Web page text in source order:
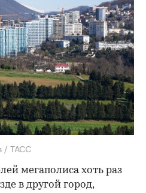
/ ТАСС
мегаполиса хоть раз
в другой город,